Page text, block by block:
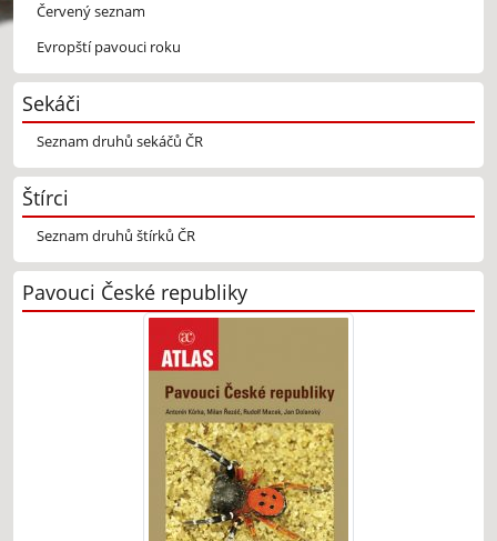
Červený seznam
Evropští pavouci roku
Sekáči
Seznam druhů sekáčů ČR
Štírci
Seznam druhů štírků ČR
Pavouci České republiky